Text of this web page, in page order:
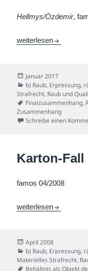
Hellmys/Özdemir,
Dreister Sohn-Fall
weiterlesen
Veröffentlicht
am
Januar 2017
Kategorien
b) Raub, Erpressung,
Strafrecht, Raub und
Schlagwörter
Finalzusammenhang,
Zusammenhang
Schreibe einen
Karton-Fall
famos 04/2008
Karton-Fall
weiterlesen
Veröffentlicht
am
April 2008
Kategorien
b) Raub, Erpressung,
Materielles Strafrecht,
Schlagwörter
Behältnis als Objekt